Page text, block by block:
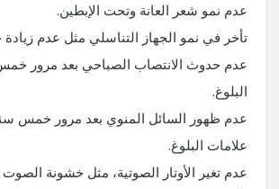
عدم نمو شعر العانة وتحت الإبطين.
تأخر في نمو الجهاز التناسلي مثل عدم
عدم حدوث الانتصاب الصباحي بعد مرور
البلوغ.
عدم ظهور السائل المنوي بعد مرور خمس
علامات البلوغ.
عدم تغير الأوتار الصوتية، مثل خشونة